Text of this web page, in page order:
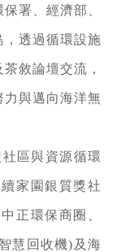
署、經濟部、
，透過循環設施
敘論壇交流，
與邁向海洋無
區與資源循環
家園銀質獎社
正環保商圈、
慧回收機)及海